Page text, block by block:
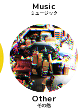
Music
ミュージック
Other
その他